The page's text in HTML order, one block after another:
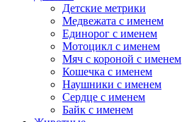
Детские метрики
Медвежата с именем
Единорог с именем
Мотоцикл с именем
Мяч с короной с именем
Кошечка с именем
Наушники с именем
Сердце с именем
Байк с именем